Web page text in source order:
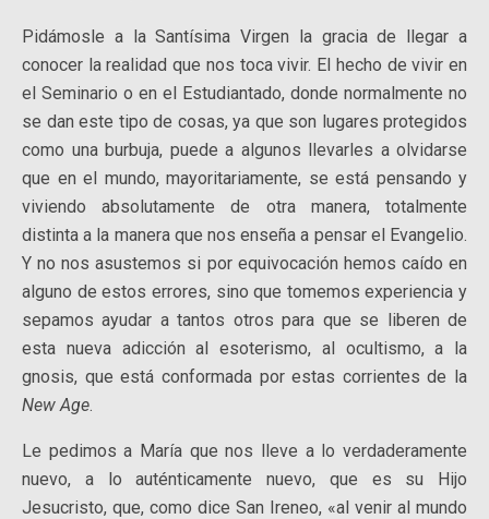
Pidámosle a la Santísima Virgen la gracia de llegar a
conocer la realidad que nos toca vivir. El hecho de vivir en
el Seminario o en el Estudiantado, donde normalmente no
se dan este tipo de cosas, ya que son lugares protegidos
como una burbuja, puede a algunos llevarles a olvidarse
que en el mundo, mayoritariamente, se está pensando y
viviendo absolutamente de otra manera, totalmente
distinta a la manera que nos enseña a pensar el Evangelio.
Y no nos asustemos si por equivocación hemos caído en
alguno de estos errores, sino que tomemos experiencia y
sepamos ayudar a tantos otros para que se liberen de
esta nueva adicción al esoterismo, al ocultismo, a la
gnosis, que está conformada por estas corrientes de la
New Age.
Le pedimos a María que nos lleve a lo verdaderamente
nuevo, a lo auténticamente nuevo, que es su Hijo
Jesucristo, que, como dice San Ireneo, «al venir al mundo